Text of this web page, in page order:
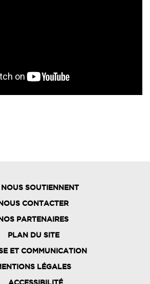
FOOTER
MENU
NOUS SOUTIENNENT
CONTACTER
PARTENAIRES
PLAN DU SITE
ET COMMUNICATION
LÉGALES